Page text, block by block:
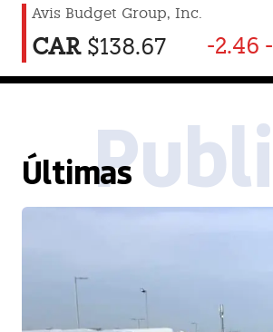
Avis Budget Group, Inc.
CAR $138.67 -2.46
Últimas